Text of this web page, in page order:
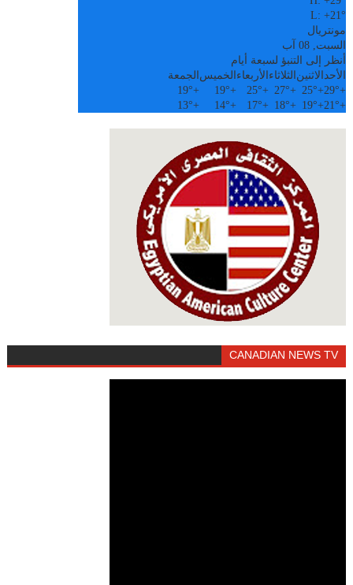
L:+21°
مونتريال
السبت, 08 آب
أنظر إلى التنبؤ لسبعة أيام
الأحدالاثنين الثلاثاء الأربعاء الخميس الجمعة
+
29°
+
25°
+
27°
+
25°
+
19°
+
19°
+
21°
+
19°
+
18°
+
17°
+
14°
+
13°
CANADIAN NEWS TV